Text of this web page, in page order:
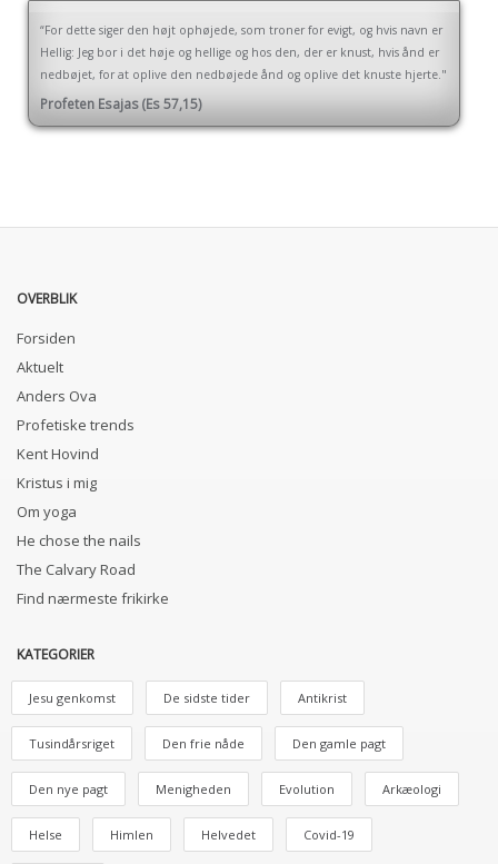
“For dette siger den højt ophøjede, som troner for evigt, og hvis navn er
Hellig: Jeg bor i det høje og hellige og hos den, der er knust, hvis ånd er
nedbøjet, for at oplive den nedbøjede ånd og oplive det knuste hjerte."
Profeten Esajas (Es 57,15)
OVERBLIK
Forsiden
Aktuelt
Anders Ova
Profetiske trends
Kent Hovind
Kristus i mig
Om yoga
He chose the nails
The Calvary Road
Find nærmeste frikirke
KATEGORIER
Jesu genkomst De sidste tider Antikrist
Tusindårsriget Den frie nåde Den gamle pagt
Den nye pagt Menigheden Evolution Arkæologi
Helse Himlen Helvedet Covid-19